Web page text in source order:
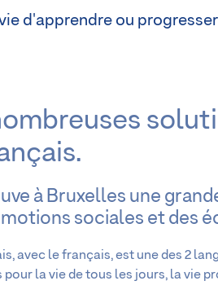
d'apprendre ou
à Bruxelles une
sociales et des
avec le français, est une des 2
pour la vie de tous les jours, la vie